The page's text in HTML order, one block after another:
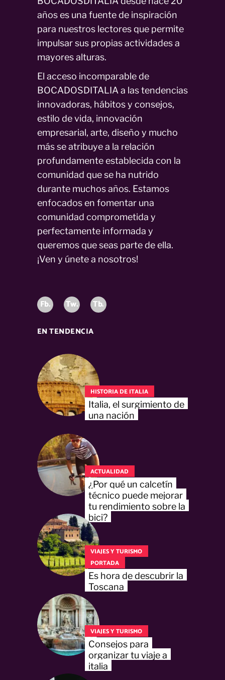
años es una fuente de inspiración
para nuestros lectores que permite
impulsar sus propias actividades a
mayores alturas.
El acceso incomparable de
BOCADOSDITALIA a las tendencias
innovadoras, hábitos y consejos,
estilo de vida, innovación
empresarial, arte, diseño y mucho
más se atribuye a la relación
profundamente establecida con la
comunidad que se ha nutrido
durante muchos años. Estamos
enfocados en fomentar una
comunidad comprometida y
perfectamente informada y
queremos que seas parte de ella.
¡Ven y únete a nosotros!
Fb. Tw. Tb.
EN TENDENCIA
HISTORIA DE ITALIA
Italia, el surgimiento de
una nación
ACTUALIDAD
¿Por qué un calcetín
técnico puede mejorar
tu rendimiento sobre la
bici?
VIAJES Y TURISMO
PORTADA
Es hora de descubrir la
Toscana
VIAJES Y TURISMO
Consejos para
organizar tu viaje a
italia